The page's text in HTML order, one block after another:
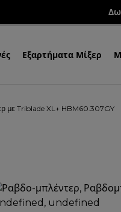
Εξαρτήματα Μίξερ
με Triblade XL+ HBM60.307GY